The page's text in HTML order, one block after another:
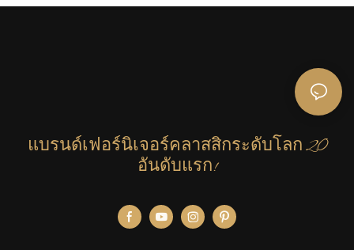
แบรนด์เฟอร์นิเจอร์คลาสสิกระดับโลก 20
อันดับแรก!